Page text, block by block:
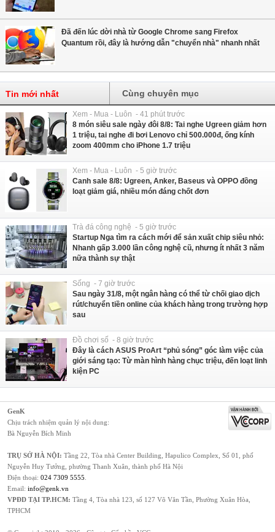
Đã đến lúc dời nhà từ Google Chrome sang Firefox
Quantum rồi, đây là hướng dẫn "chuyển nhà" nhanh nhất
Tin mới nhất Cùng chuyên mục
Xem - Mua - Luôn - 41 phút trước
8 món siêu sale ngày đôi 8/8: Tai nghe Ugreen giảm hơn
1 triệu, tai nghe đi bơi Lenovo chỉ 500.000đ, ống kính
zoom 400mm cho iPhone 1.7 triệu
Xem - Mua - Luôn - 5 giờ trước
Canh sale 8/8: Ugreen, Anker, Baseus và OPPO đồng
loạt giảm giá, nhiều món đáng chốt đơn
Trà đá công nghệ - 5 giờ trước
Startup Nga tìm ra cách mới để sản xuất chip siêu nhỏ:
Nhanh gấp 3.000 lần công nghệ cũ, nhưng ít nhất 3 năm
nữa thành sự thật
Sống - 7 giờ trước
Sau ngày 31/8, một ngân hàng có thể từ chối giao dịch
rút/chuyển tiền online của khách hàng trong trường hợp
sau
Đồ chơi số - 8 giờ trước
Đây là cách ASUS ProArt “phủ sóng” góc làm việc của
giới sáng tạo: Từ màn hình hàng chục triệu, đến loạt linh
kiện PC
GenK
Chịu trách nhiệm quản lý nội dung:
Bà Nguyễn Bích Minh
TRỤ SỞ HÀ NỘI: Tầng 22, Tòa nhà Center Building, Hapulico Complex, Số 01, phố
Nguyễn Huy Tưởng, phường Thanh Xuân, thành phố Hà Nội
Điện thoại: 024 7309 5555
Email: info@genk.vn
VPĐD TẠI TP.HCM: Tầng 4, Tòa nhà 123, số 127 Võ Văn Tần, Phường Xuân Hòa,
TPHCM